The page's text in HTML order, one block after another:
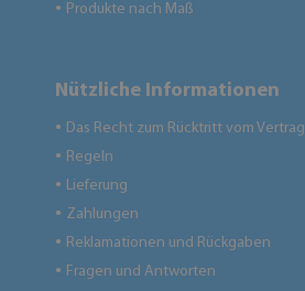
● Produkte nach Maß
Nützliche Informationen
● Das Recht zum Rücktritt vom Vertrag
● Regeln
● Lieferung
● Zahlungen
● Reklamationen und Rückgaben
● Fragen und Antworten